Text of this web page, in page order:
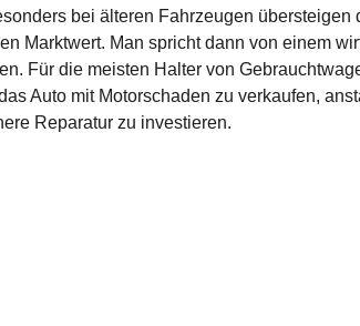
bei älteren Fahrzeugen übersteigen
Marktwert. Man spricht dann von einem
Für die meisten Halter von
Auto mit Motorschaden zu verkaufen,
Reparatur zu investieren.